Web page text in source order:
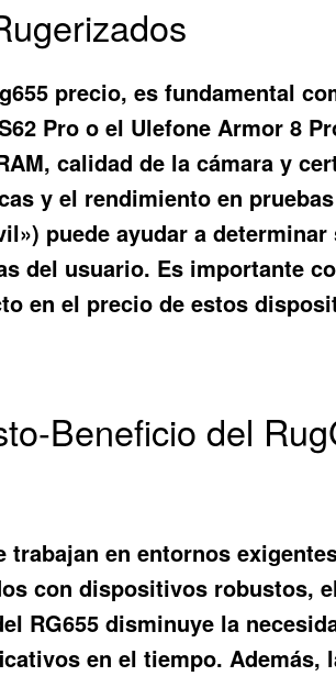
precio, es fundamental
Pro o el Ulefone Armor 8
calidad de la cámara y
y el rendimiento en
puede ayudar a
del usuario. Es importante
en el precio de estos
Beneficio del
trabajan en entornos
con dispositivos robustos,
RG655 disminuye la
en el tiempo.